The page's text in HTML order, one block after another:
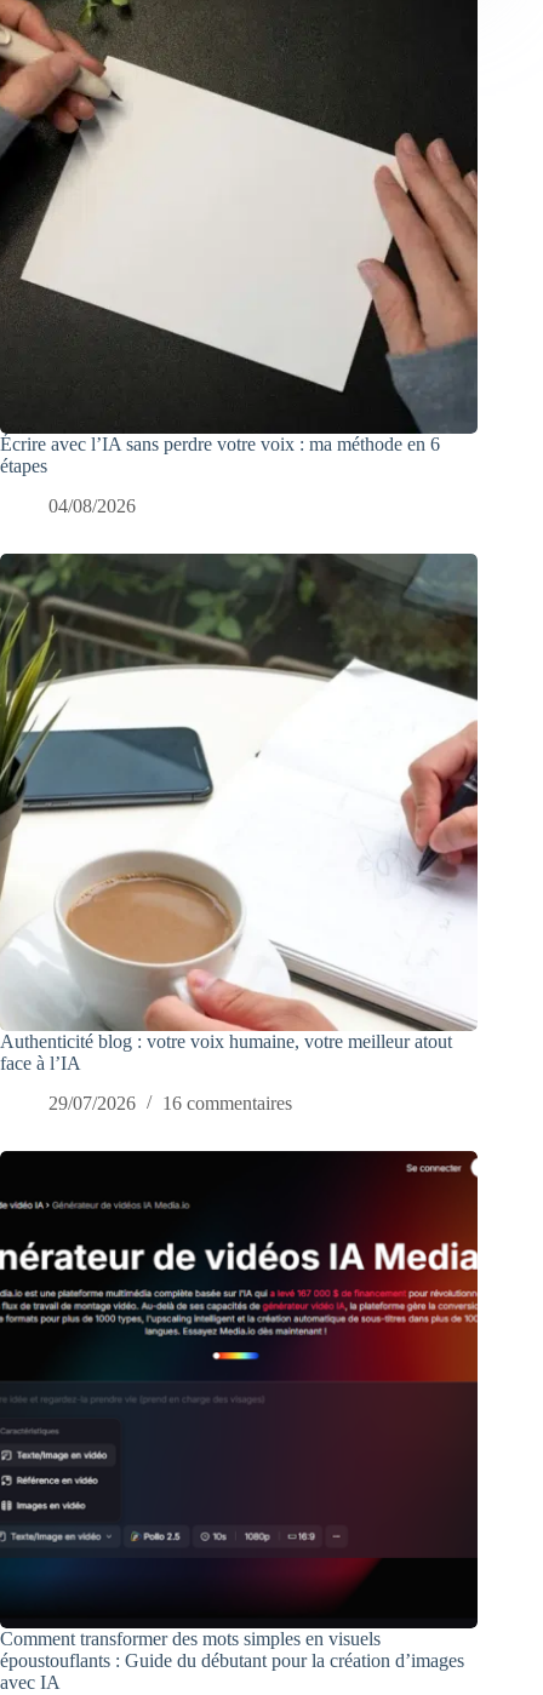
Écrire avec l’IA sans perdre votre voix : ma méthode en 6
étapes
04/08/2026
Authenticité blog : votre voix humaine, votre meilleur atout
face à l’IA
29/07/2026
16 commentaires
Comment transformer des mots simples en visuels
époustouflants : Guide du débutant pour la création d’images
avec IA